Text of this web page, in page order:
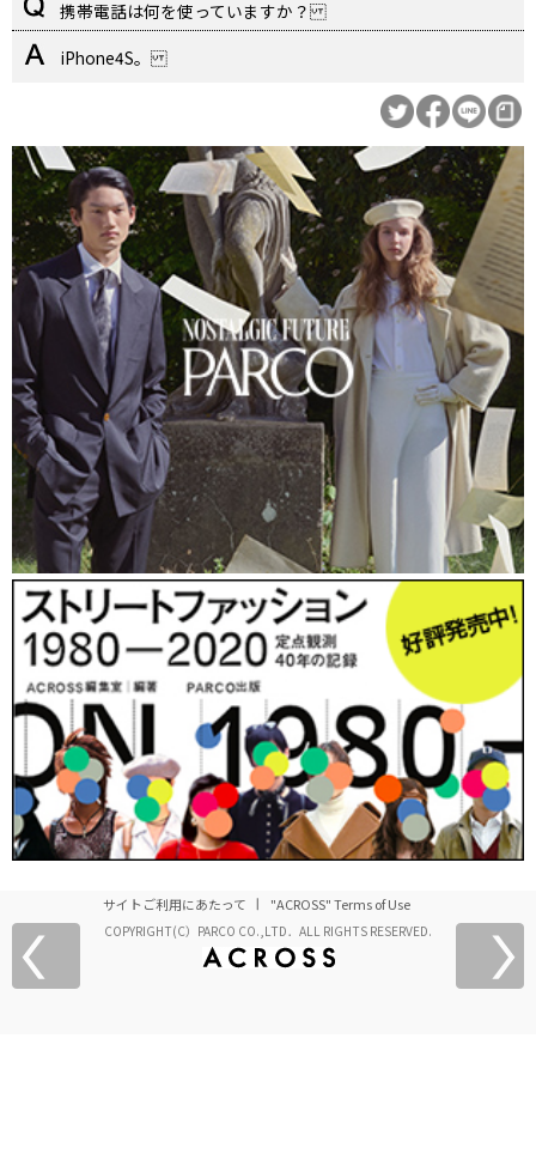
携帯電話は何を使っていますか？
iPhone4S。
サイトご利用にあたって "ACROSS" Terms of Use
COPYRIGHT(C）PARCO CO.,LTD．ALL RIGHTS RESERVED.